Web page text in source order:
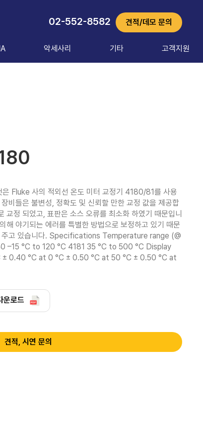
02-552-8582 견적/데모 문의
악세사리 기타 고객지원
은 Fluke 사의 적외선 온도 미터 교정기 4180/81를 사용
비들은 불변성, 정확도 및 신뢰할 만한 교정 값을 제공합
교정 되었고, 표판은 소스 오류를 최소화 하였기 때문입니
해 야기되는 에러를 특별한 방법으로 보정하고 있기 때문
주고 있습니다. Specifications Temperature range (@
°C to 120 °C 4181 35 °C to 500 °C Display
0.40 °C at 0 °C ± 0.50 °C at 50 °C ± 0.50 °C at
운로드
견적, 시연 문의